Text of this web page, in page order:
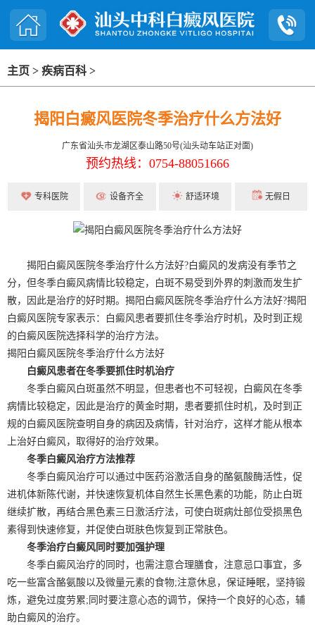
主页 > 疾病百科 >
揭阳白癜风医院冬季治疗什么方法好
广东省汕头市龙湖区泰山路50号(汕头动车站正对面)
预约热线：0754-88051666
专科医院 设备齐全 舒适环境 无假日
揭阳白癜风医院冬季治疗什么方法好?白癜风的发病没有季节之
分，但冬季白癜风病情比较稳定，白斑不易受到外界的刺激而发生扩
散，因此是治疗的好时期。揭阳白癜风医院冬季治疗什么方法好?揭阳
白癜风医院专家表示：白癜风患者要抓住冬季治疗时机，及时到正规
的白癜风医院选择科学的治疗方法。
揭阳白癜风医院冬季治疗什么方法好
白癜风患者在冬季要抓住时机治疗
冬季白癜风白斑虽然不明显，但患者也不可轻视，白癜风在冬季
病情比较稳定，因此是治疗的黄金时期，患者要抓住时机，及时到正
规的白癜风医院查明自身的病因及病情，针对治疗，这样才能从根本
上治好白癜风，取得好的治疗效果。
冬季白癜风治疗方法推荐
冬季白癜风治疗可以通过中医药浴激活自身的酪氨酸酶活性，促
进机体新陈代谢，并快速恢复机体自然生长黑色素的功能，防止白斑
继续扩散，再结合黑色素三日激活疗法，可使白斑病灶部位受损黑色
素得到快速修复，并促使白斑肤色恢复到正常肤色。
冬季治疗白癜风同时要加强护理
冬季白癜风治疗的同时，也需注意合理膳食，注意忌口事宜，多
吃一些富含酪氨酸以及微量元素的食物;注意休息，保证睡眠，坚持锻
炼，避免过度劳累;同时要注意心态的调节，保持一个良好的心态，辅
助白癜风的治疗。